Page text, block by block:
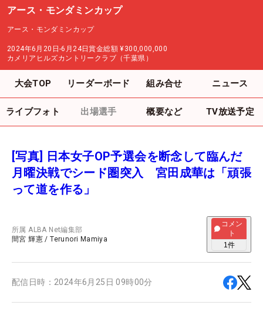
アース・モンダミンカップ
アース・モンダミンカップ
2024年6月20日-6月24日賞金総額 ¥300,000,000
カメリアヒルズカントリークラブ（千葉県）
大会TOP リーダーボード 組み合せ ニュース
ライブフォト 出場選手 概要など TV放送予定
[写真] 日本女子OP予選会を断念して臨んだ
月曜決戦でシード圏突入 宮田成華は「頑張
って道を作る」
所属ALBA Net編集部
間宮 輝憲 /Terunori Mamiya
コメン
ト
1件
配信日時： 2024年6月25日 09時00分